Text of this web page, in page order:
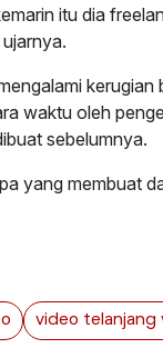
itu dia
waktu oleh
sebelumnya.
yang membuat